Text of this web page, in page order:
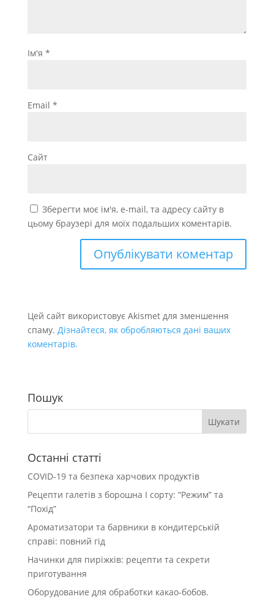
Ім'я *
Email *
Сайт
Зберегти моє ім'я, e-mail, та адресу сайту в
цьому браузері для моїх подальших коментарів.
Цей сайт використовує Akismet для зменшення
спаму. Дізнайтеся, як обробляються дані ваших
коментарів.
Пошук
Останні статті
COVID-19 та безпека харчових продуктів
Рецепти галетів з борошна І сорту: “Режим” та
“Похід”
Ароматизатори та барвники в кондитерській
справі: повний гід
Начинки для пиріжків: рецепти та секрети
приготування
Оборудование для обработки какао-бобов.